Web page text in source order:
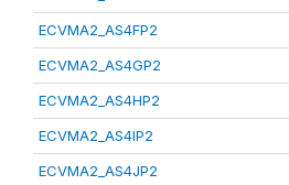
ECVMA2_AS4FP2
ECVMA2_AS4GP2
ECVMA2_AS4HP2
ECVMA2_AS4IP2
ECVMA2_AS4JP2